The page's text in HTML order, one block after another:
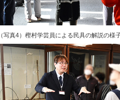
（写真4）樫村学芸員による民具の解説の様